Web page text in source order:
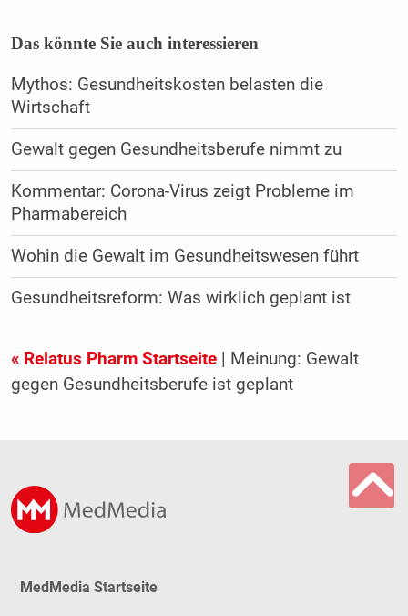
Das könnte Sie auch interessieren
Mythos: Gesundheitskosten belasten die
Wirtschaft
Gewalt gegen Gesundheitsberufe nimmt zu
Kommentar: Corona-Virus zeigt Probleme im
Pharmabereich
Wohin die Gewalt im Gesundheitswesen führt
Gesundheitsreform: Was wirklich geplant ist
« Relatus Pharm Startseite| Meinung: Gewalt
gegen Gesundheitsberufe ist geplant
MedMedia Startseite